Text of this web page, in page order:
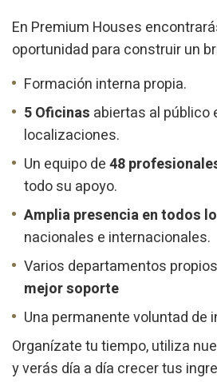
En Premium Houses
oportunidad para construir un
Formación interna propia.
5 Oficinas abiertas al público
localizaciones.
Un equipo de48
todo su apoyo.
Amplia presencia en todos
nacionales e internacionales.
Varios departamentos
mejor soporte
Una permanente voluntad de
Organízate tu tiempo, utiliza
y verás día a día crecer tus